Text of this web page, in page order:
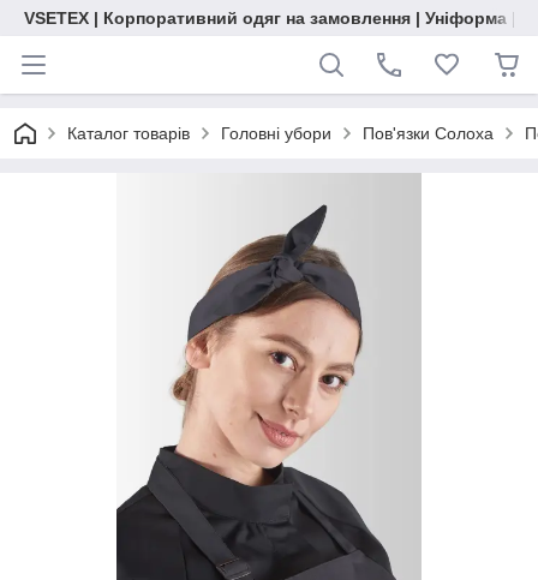
VSETEX | Корпоративний одяг на замовлення | Уніформа |
Каталог товарів Головні убори Пов'язки Солоха